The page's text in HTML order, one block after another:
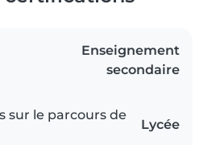
Enseignement
secondaire
sur le parcours de
Lycée